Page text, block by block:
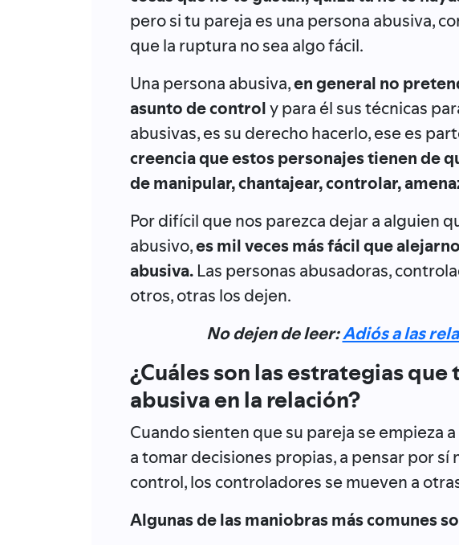
pero si tu pareja es una persona abusiva,
que la ruptura no sea algo fácil.
Una persona abusiva,en general no
asunto de controly para él sus técnicas
abusivas, es su derecho hacerlo, ese es
creencia que estos personajes tienen de
de manipular, chantajear, controlar,
Por difícil que nos parezca dejar a alguien
abusivo,es mil veces más fácil que
abusiva. Las personas abusadoras,
otros, otras los dejen.
No dejen de leer:Adiós a las
¿Cuáles son las estrategias
abusiva en la relación?
Cuando sienten que su pareja se empieza
a tomar decisiones propias, a pensar por sí
control, los controladores se mueven a
Algunas de las maniobras más comunes